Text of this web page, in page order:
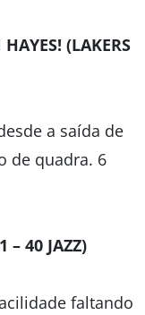
(LAKERS
a saída de
de quadra. 6
– 40 JAZZ)
faltando